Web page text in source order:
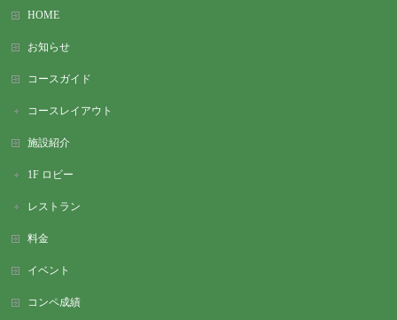
HOME
お知らせ
コースガイド
コースレイアウト
施設紹介
1F ロビー
レストラン
料金
イベント
コンペ成績